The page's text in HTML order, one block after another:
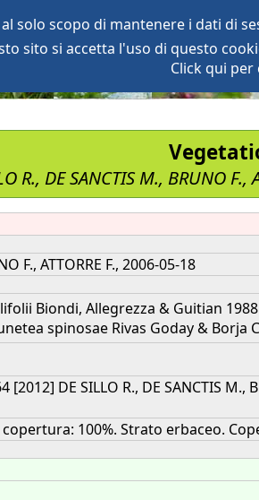
solo scopo di mantenere i dati di
sito si accetta l'uso di questo
Click qui
R., DE SANCTIS M., BRUNO F.,
F., ATTORRE F., 2006-05-18
Biondi, Allegrezza & Guitian
spinosae Rivas Goday & Borja
[2012] DE SILLO R., DE SANCTIS
100%. Strato erbaceo.